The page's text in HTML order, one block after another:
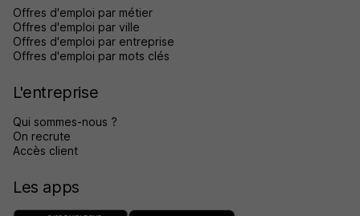
Offres d'emploi par métier
Offres d'emploi par ville
Offres d'emploi par entreprise
Offres d'emploi par mots clés
L'entreprise
Qui sommes-nous ?
On recrute
Accès client
Les apps